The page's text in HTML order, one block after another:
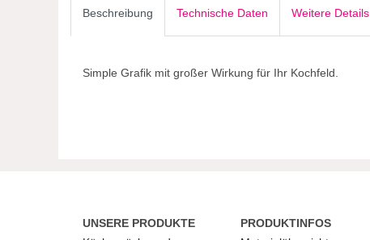
Beschreibung Technische Daten Weitere Details
Simple Grafik mit großer Wirkung für Ihr Kochfeld.
UNSERE PRODUKTE
PRODUKTINFOS